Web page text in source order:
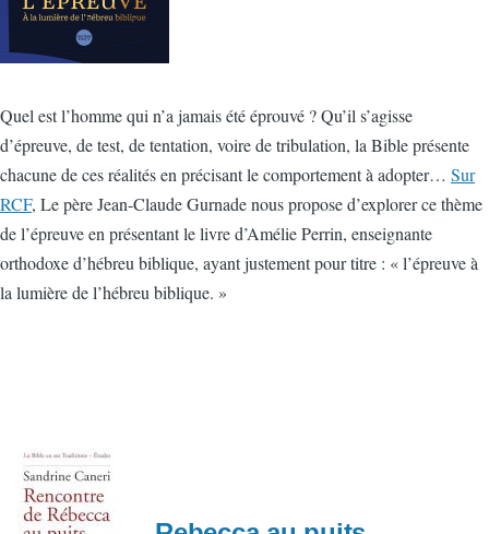
Quel est l’homme qui n’a jamais été éprouvé ? Qu’il s’agisse
d’épreuve, de test, de tentation, voire de tribulation, la Bible présente
chacune de ces réalités en précisant le comportement à adopter… Sur
RCF, Le père Jean-Claude Gurnade nous propose d’explorer ce thème
de l’épreuve en présentant le livre d’Amélie Perrin, enseignante
orthodoxe d’hébreu biblique, ayant justement pour titre : « l’épreuve à
la lumière de l’hébreu biblique. »